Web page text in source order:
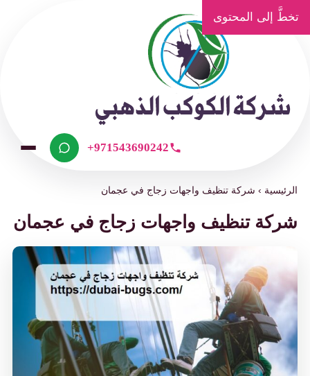
إلى المحتوى
+971543690242
›شركة تنظيف واجهات زجاج في عجمان
تنظيف واجهات زجاج في عجمان